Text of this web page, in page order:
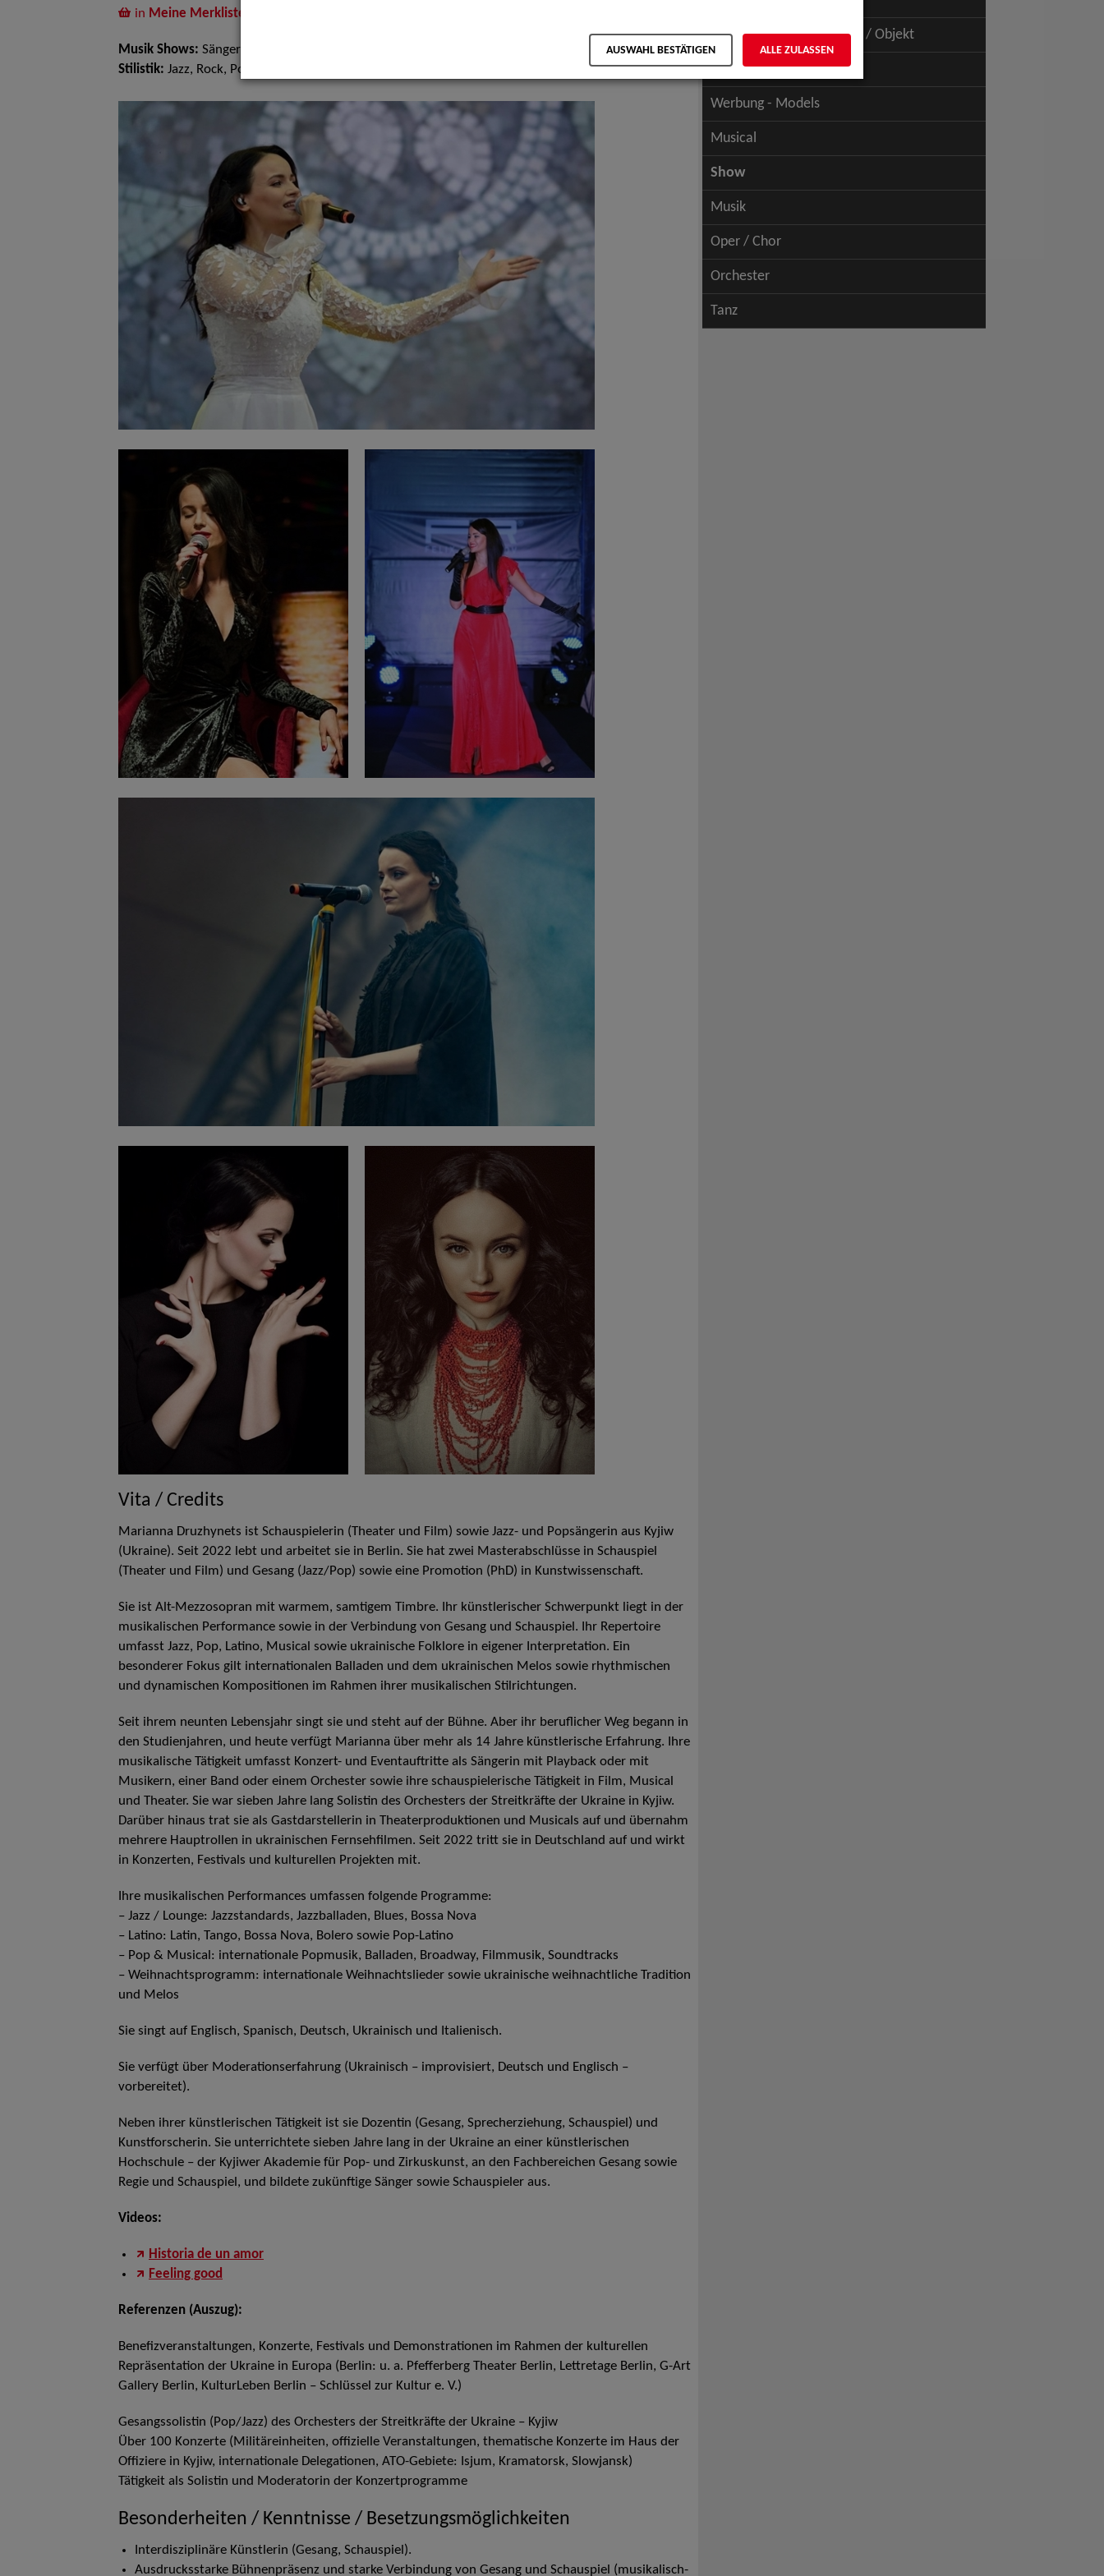
in Meine Merkliste
Musik Shows: Sänger / Sängerin, Volkstümliche Interpreten
Stilistik: Jazz, Rock, Pop
Vita / Credits
Marianna Druzhynets ist Schauspielerin (Theater und Film) sowie Jazz- und Popsängerin aus Kyjiw
(Ukraine). Seit 2022 lebt und arbeitet sie in Berlin. Sie hat zwei Masterabschlüsse in Schauspiel
(Theater und Film) und Gesang (Jazz/Pop) sowie eine Promotion (PhD) in Kunstwissenschaft.
Sie ist Alt-Mezzosopran mit warmem, samtigem Timbre. Ihr künstlerischer Schwerpunkt liegt in der
musikalischen Performance sowie in der Verbindung von Gesang und Schauspiel. Ihr Repertoire
umfasst Jazz, Pop, Latino, Musical sowie ukrainische Folklore in eigener Interpretation. Ein
besonderer Fokus gilt internationalen Balladen und dem ukrainischen Melos sowie rhythmischen
und dynamischen Kompositionen im Rahmen ihrer musikalischen Stilrichtungen.
Seit ihrem neunten Lebensjahr singt sie und steht auf der Bühne. Aber ihr beruflicher Weg begann in
den Studienjahren, und heute verfügt Marianna über mehr als 14 Jahre künstlerische Erfahrung. Ihre
musikalische Tätigkeit umfasst Konzert- und Eventauftritte als Sängerin mit Playback oder mit
Musikern, einer Band oder einem Orchester sowie ihre schauspielerische Tätigkeit in Film, Musical
und Theater. Sie war sieben Jahre lang Solistin des Orchesters der Streitkräfte der Ukraine in Kyjiw.
Darüber hinaus trat sie als Gastdarstellerin in Theaterproduktionen und Musicals auf und übernahm
mehrere Hauptrollen in ukrainischen Fernsehfilmen. Seit 2022 tritt sie in Deutschland auf und wirkt
in Konzerten, Festivals und kulturellen Projekten mit.
Ihre musikalischen Performances umfassen folgende Programme:
– Jazz / Lounge: Jazzstandards, Jazzballaden, Blues, Bossa Nova
– Latino: Latin, Tango, Bossa Nova, Bolero sowie Pop-Latino
– Pop & Musical: internationale Popmusik, Balladen, Broadway, Filmmusik, Soundtracks
– Weihnachtsprogramm: internationale Weihnachtslieder sowie ukrainische weihnachtliche Tradition
und Melos
Sie singt auf Englisch, Spanisch, Deutsch, Ukrainisch und Italienisch.
Sie verfügt über Moderationserfahrung (Ukrainisch – improvisiert, Deutsch und Englisch –
vorbereitet).
Neben ihrer künstlerischen Tätigkeit ist sie Dozentin (Gesang, Sprecherziehung, Schauspiel) und
Kunstforscherin. Sie unterrichtete sieben Jahre lang in der Ukraine an einer künstlerischen
Hochschule – der Kyjiwer Akademie für Pop- und Zirkuskunst, an den Fachbereichen Gesang sowie
Regie und Schauspiel, und bildete zukünftige Sänger sowie Schauspieler aus.
Videos:
Historia de un amor
Feeling good
Referenzen (Auszug):
Benefizveranstaltungen, Konzerte, Festivals und Demonstrationen im Rahmen der kulturellen
Repräsentation der Ukraine in Europa (Berlin: u. a. Pfefferberg Theater Berlin, Lettretage Berlin, G-Art
Gallery Berlin, KulturLeben Berlin – Schlüssel zur Kultur e. V.)
Gesangssolistin (Pop/Jazz) des Orchesters der Streitkräfte der Ukraine – Kyjiw
Über 100 Konzerte (Militäreinheiten, offizielle Veranstaltungen, thematische Konzerte im Haus der
Offiziere in Kyjiw, internationale Delegationen, ATO-Gebiete: Isjum, Kramatorsk, Slowjansk)
Tätigkeit als Solistin und Moderatorin der Konzertprogramme
Besonderheiten / Kenntnisse / Besetzungsmöglichkeiten
Interdisziplinäre Künstlerin (Gesang, Schauspiel).
Ausdrucksstarke Bühnenpräsenz und starke Verbindung von Gesang und Schauspiel (musikalisch-
Schauspiel - Figur / Puppe / Objekt
Werbung - Talents
Werbung - Models
Musical
Show
Musik
Oper / Chor
Orchester
Tanz
AUSWAHL BESTÄTIGEN ALLE ZULASSEN